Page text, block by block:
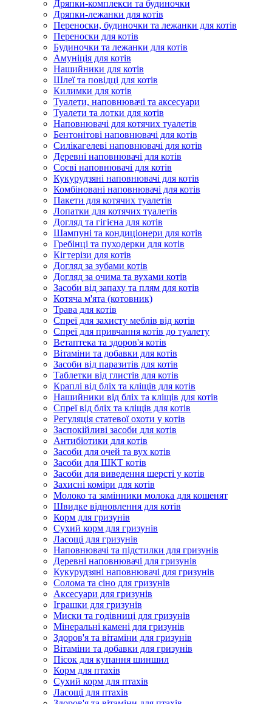
Дряпки-комплекси та будиночки
Дряпки-лежанки для котів
Переноски, будиночки та лежанки для котів
Переноски для котів
Будиночки та лежанки для котів
Амуніція для котів
Нашийники для котів
Шлеї та повідці для котів
Килимки для котів
Туалети, наповнювачі та аксесуари
Туалети та лотки для котів
Наповнювачі для котячих туалетів
Бентонітові наповнювачі для котів
Силікагелеві наповнювачі для котів
Деревні наповнювачі для котів
Соєві наповнювачі для котів
Кукурудзяні наповнювачі для котів
Комбіновані наповнювачі для котів
Пакети для котячих туалетів
Лопатки для котячих туалетів
Догляд та гігієна для котів
Шампуні та кондиціонери для котів
Гребінці та пуходерки для котів
Кігтерізи для котів
Догляд за зубами котів
Догляд за очима та вухами котів
Засоби від запаху та плям для котів
Котяча м'ята (котовник)
Трава для котів
Спреї для захисту меблів від котів
Спреї для привчання котів до туалету
Ветаптека та здоров'я котів
Вітаміни та добавки для котів
Засоби від паразитів для котів
Таблетки від глистів для котів
Краплі від бліх та кліщів для котів
Нашийники від бліх та кліщів для котів
Спреї від бліх та кліщів для котів
Регуляція статевої охоти у котів
Заспокійливі засоби для котів
Антибіотики для котів
Засоби для очей та вух котів
Засоби для ШКТ котів
Засоби для виведення шерсті у котів
Захисні коміри для котів
Молоко та замінники молока для кошенят
Швидке відновлення для котів
Корм для гризунів
Сухий корм для гризунів
Ласощі для гризунів
Наповнювачі та підстилки для гризунів
Деревні наповнювачі для гризунів
Кукурудзяні наповнювачі для гризунів
Солома та сіно для гризунів
Аксесуари для гризунів
Іграшки для гризунів
Миски та годівниці для гризунів
Мінеральні камені для гризунів
Здоров'я та вітаміни для гризунів
Вітаміни та добавки для гризунів
Пісок для купання шиншил
Корм для птахів
Сухий корм для птахів
Ласощі для птахів